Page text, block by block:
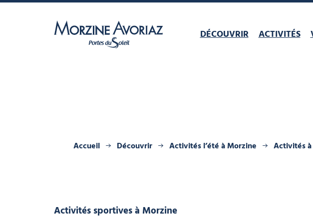
DÉCOUVRIR ACTIVITÉS
Accueil Découvrir Activités l’été à Morzine Activités à
Activités sportivesà Morzine